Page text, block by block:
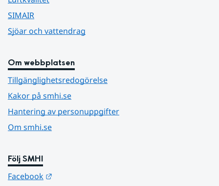
SIMAIR
Sjöar och vattendrag
Om webbplatsen
Tillgänglighetsredogörelse
Kakor på smhi.se
Hantering av personuppgifter
Om smhi.se
Följ SMHI
Facebook